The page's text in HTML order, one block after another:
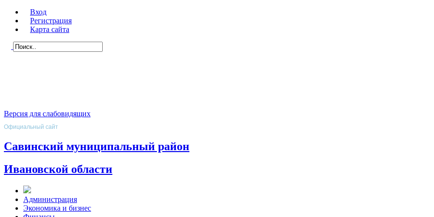
Вход
Регистрация
Карта сайта
Версия для слабовидящих
Официальный сайт
Савинский муниципальный район
Ивановской области
Администрация
Экономика и бизнес